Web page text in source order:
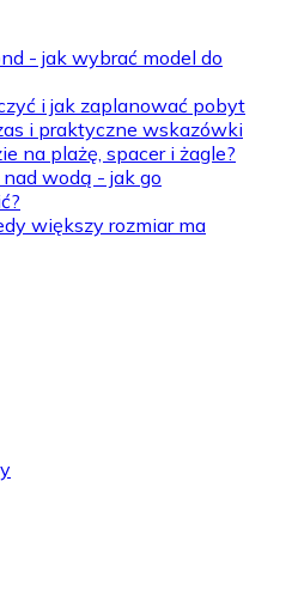
- jak wybrać model do
i jak zaplanować pobyt
i praktyczne wskazówki
na plażę, spacer i żagle?
wodą - jak go
większy rozmiar ma